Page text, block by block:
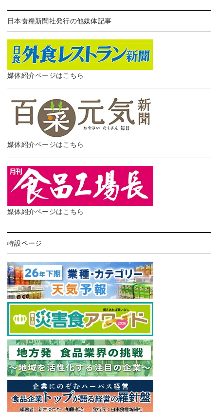
日本食糧新聞社発行の他媒体記事
媒体紹介ページはこちら
媒体紹介ページはこちら
媒体紹介ページはこちら
特設ページ